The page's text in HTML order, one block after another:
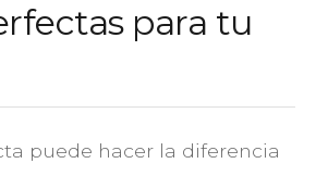
para tu
puede hacer la diferencia